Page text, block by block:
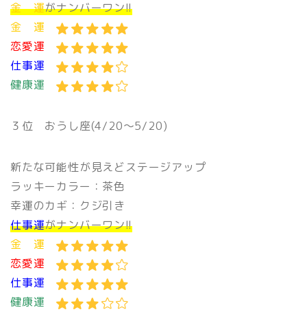
金 運がナンバーワン!!
金 運
恋愛運
仕事運
健康運
３位 おうし座(4/20〜5/20)
新たな可能性が見えどステージアップ
ラッキーカラー：茶色
幸運のカギ：クジ引き
仕事運がナンバーワン!!
金 運
恋愛運
仕事運
健康運